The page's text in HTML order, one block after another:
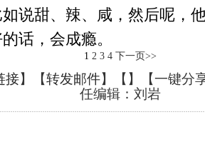
说甜、辣、咸，然后呢，
话，会成瘾。
1 2 3 4 下一页>>
接】【转发邮件】【 】
【一键分
任编辑：刘岩